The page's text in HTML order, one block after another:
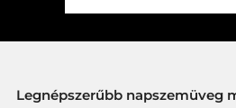
Legnépszerűbb napszemüveg